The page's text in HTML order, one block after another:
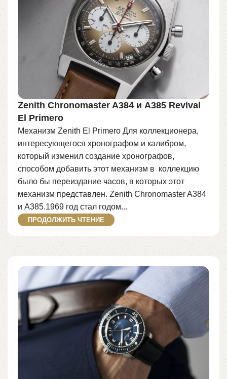
Zenith Chronomaster A384 и A385 Revival
El Primero
Механизм Zenith El Primero Для коллекционера,
интересующегося хронографом и калибром,
который изменил создание хронографов,
способом добавить этот механизм в коллекцию
было бы переиздание часов, в которых этот
механизм представлен. Zenith Chronomaster A384
и A385.1969 год стал годом...
ПРОДОЛЖИТЬ ЧТЕНИЕ